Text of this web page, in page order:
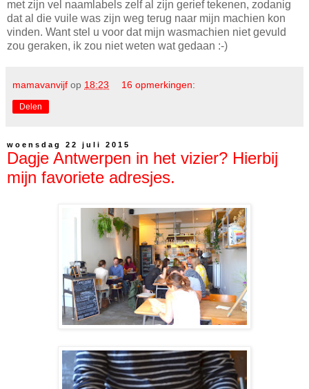
met zijn vel naamlabels zelf al zijn gerief tekenen, zodanig
dat al die vuile was zijn weg terug naar mijn machien kon
vinden. Want stel u voor dat mijn wasmachien niet gevuld
zou geraken, ik zou niet weten wat gedaan :-)
mamavanvijf op 18:23 16 opmerkingen:
Delen
woensdag 22 juli 2015
Dagje Antwerpen in het vizier? Hierbij
mijn favoriete adresjes.